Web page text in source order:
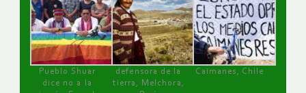
Pueblo Shuar
dice no a la
defensora de la
tierra, Melchora,
Caimanes, Chile